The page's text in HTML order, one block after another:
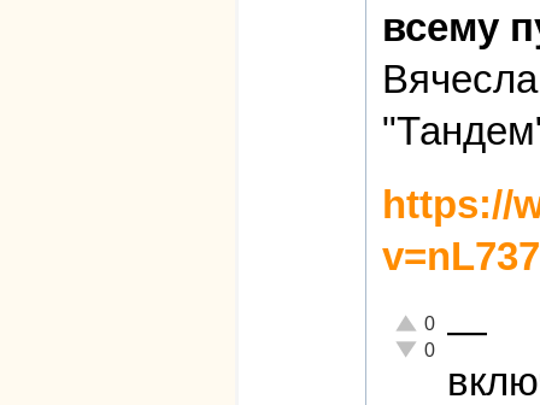
всему
https://
Отлично!
0
Неадекватно!
0 —